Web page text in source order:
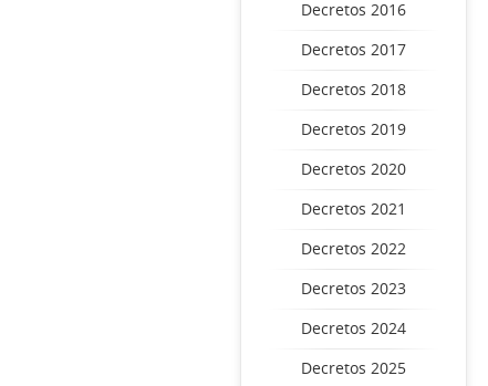
Decretos 2016
Decretos 2017
Decretos 2018
Decretos 2019
Decretos 2020
Decretos 2021
Decretos 2022
Decretos 2023
Decretos 2024
Decretos 2025